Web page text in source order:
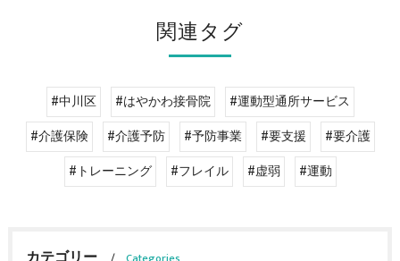
関連タグ
#中川区 #はやかわ接骨院
#運動型通所サービス
#介護保険
#介護予防 #予防事業 #要支援
#要介護
#トレーニング
#フレイル #虚弱 #運動